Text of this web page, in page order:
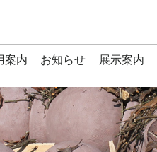
案内 お知らせ 展示案内